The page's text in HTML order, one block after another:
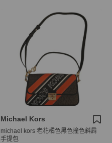
Michael Kors
michael kors 老花橘色黑色撞色斜肩
手提包